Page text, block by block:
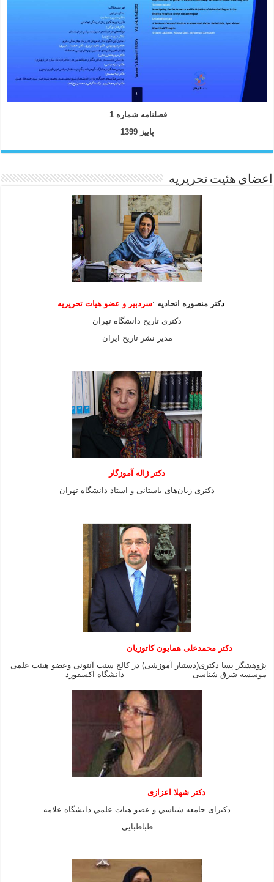
فصلنامه شماره 1
پاییز 1399
اعضای هئیت تحریریه
دکتر منصوره اتحادیه :سردبیر و عضو هیاتتحریریه
دکتری تاریخ دانشگاه تهران
مدیر نشر تاریخ ایران
دکتر ژاله آموزگار
دکتری زبان‌های باستانی و استاد دانشگاه تهران
دکتر محمدعلی همایون کاتوزیان
پژوهشگر پسا دکتری(دستیار آموزشی) در کالج سنت آنتونی وعضو هیئت علمی
موسسه شرق شناسی دانشگاه آکسفورد
دكتر شهلا اعزازى
دكتراى جامعه شناسي و عضو هيات علمي دانشگاه علامه
طباطبايى